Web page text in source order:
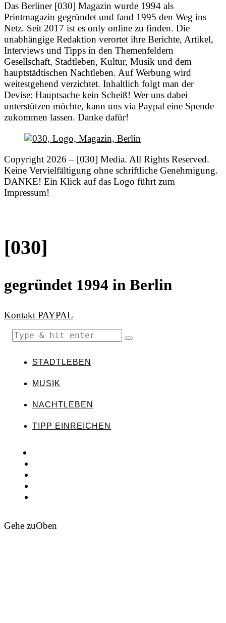
Das Berliner [030] Magazin wurde 1994 als
Printmagazin gegründet und fand 1995 den Weg ins
Netz. Seit 2017 ist es only online zu finden. Die
unabhängige Redaktion verortet ihre Berichte, Artikel,
Interviews und Tipps in den Themenfeldern
Gesellschaft, Stadtleben, Kultur, Musik und dem
hauptstädtischen Nachtleben. Auf Werbung wird
weitestgehend verzichtet. Inhaltlich folgt man der
Devise: Hauptsache kein Scheiß! Wer uns dabei
unterstützen möchte, kann uns via Paypal eine Spende
zukommen lassen. Danke dafür!
Copyright 2026 – [030] Media. All Rights Reserved.
Keine Vervielfältigung ohne schriftliche Genehmigung.
DANKE! Ein Klick auf das Logo führt zum
Impressum!
[030]
gegründet 1994 in Berlin
Kontakt PAYPAL
STADTLEBEN
MUSIK
NACHTLEBEN
TIPP EINREICHEN
Gehe zuOben